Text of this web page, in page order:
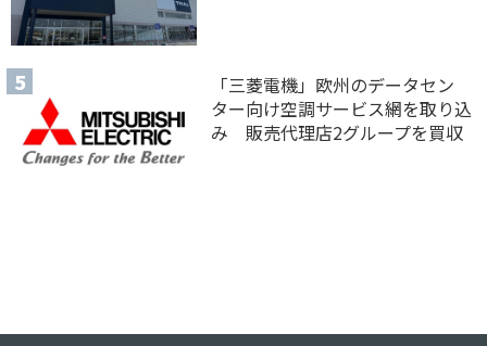
「三菱電機」欧州のデータセン
ター向け空調サービス網を取り込
み 販売代理店2グループを買収